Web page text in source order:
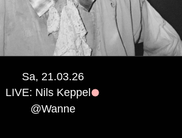
Sa, 21.03.26
LIVE: Nils Keppel
@Wanne